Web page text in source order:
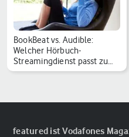
BookBeat vs. Audible:
Welcher Hörbuch-
Streamingdienst passt zu
mi…
featured ist Vodafones